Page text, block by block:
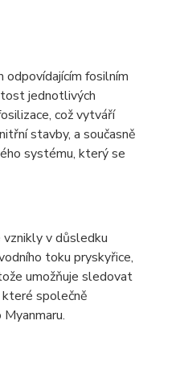
fosilním
jednotlivých
což vytváří
stavby, a současně
systému, který se
vznikly v důsledku
toku pryskyřice,
umožňuje sledovat
společně